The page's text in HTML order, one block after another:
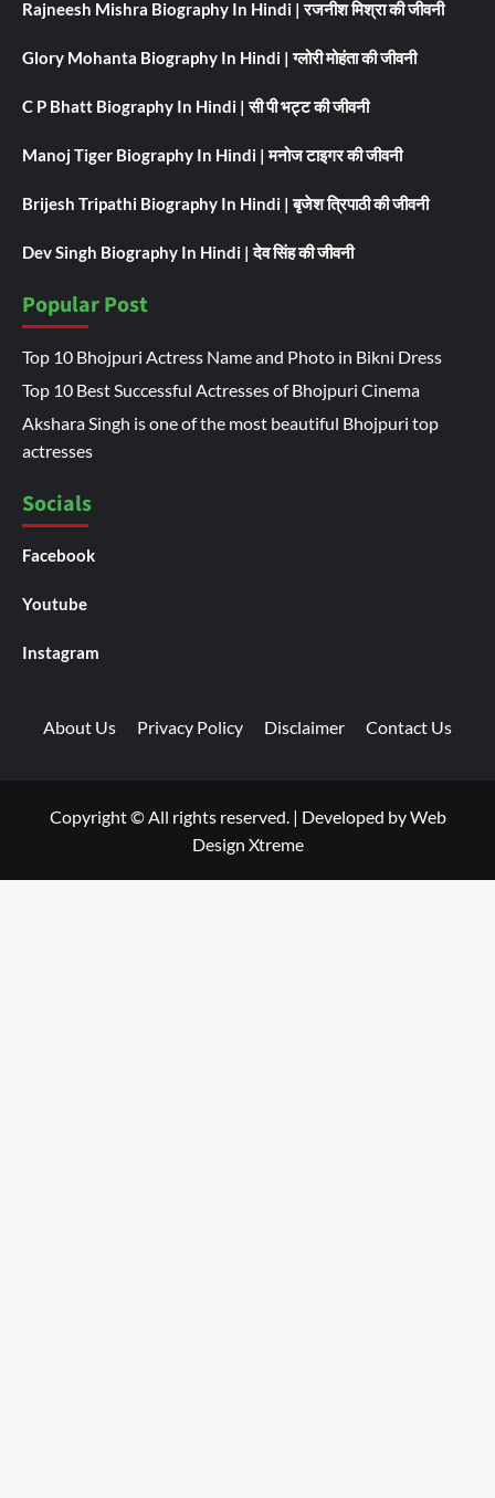
Rajneesh Mishra Biography In Hindi | रजनीश मिश्रा की जीवनी
Glory Mohanta Biography In Hindi | ग्लोरी मोहंता की जीवनी
C P Bhatt Biography In Hindi | सी पी भट्ट की जीवनी
Manoj Tiger Biography In Hindi | मनोज टाइगर की जीवनी
Brijesh Tripathi Biography In Hindi | बृजेश त्रिपाठी की जीवनी
Dev Singh Biography In Hindi | देव सिंह की जीवनी
Popular Post
Top 10 Bhojpuri Actress Name and Photo in Bikni Dress
Top 10 Best Successful Actresses of Bhojpuri Cinema
Akshara Singh is one of the most beautiful Bhojpuri top
actresses
Socials
Facebook
Youtube
Instagram
About Us Privacy Policy Disclaimer Contact Us
Copyright © All rights reserved. | Developed byWeb
Design Xtreme